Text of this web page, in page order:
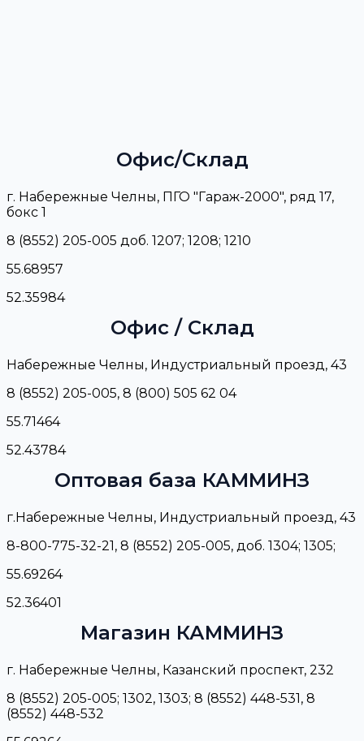
Офис/Склад
г. Набережные Челны, ПГО "Гараж-2000", ряд 17,
бокс 1
8 (8552) 205-005 доб. 1207; 1208; 1210
55.68957
52.35984
Офис / Склад
Набережные Челны, Индустриальный проезд, 43
8 (8552) 205-005, 8 (800) 505 62 04
55.71464
52.43784
Оптовая база КАММИНЗ
г.Набережные Челны, Индустриальный проезд, 43
8-800-775-32-21, 8 (8552) 205-005, доб. 1304; 1305;
55.69264
52.36401
Магазин КАММИНЗ
г. Набережные Челны, Казанский проспект, 232
8 (8552) 205-005; 1302, 1303; 8 (8552) 448-531, 8
(8552) 448-532